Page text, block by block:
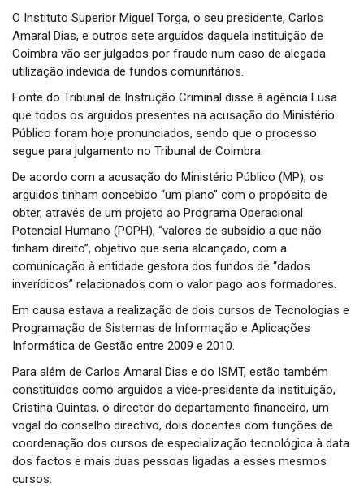
O Instituto Superior Miguel Torga, o seu presidente, Carlos
Amaral Dias, e outros sete arguidos daquela instituição de
Coimbra vão ser julgados por fraude num caso de alegada
utilização indevida de fundos comunitários.
Fonte do Tribunal de Instrução Criminal disse à agência Lusa
que todos os arguidos presentes na acusação do Ministério
Público foram hoje pronunciados, sendo que o processo
segue para julgamento no Tribunal de Coimbra.
De acordo com a acusação do Ministério Público (MP), os
arguidos tinham concebido “um plano” com o propósito de
obter, através de um projeto ao Programa Operacional
Potencial Humano (POPH), “valores de subsídio a que não
tinham direito”, objetivo que seria alcançado, com a
comunicação à entidade gestora dos fundos de “dados
inverídicos” relacionados com o valor pago aos formadores.
Em causa estava a realização de dois cursos de Tecnologias e
Programação de Sistemas de Informação e Aplicações
Informática de Gestão entre 2009 e 2010.
Para além de Carlos Amaral Dias e do ISMT, estão também
constituídos como arguidos a vice-presidente da instituição,
Cristina Quintas, o director do departamento financeiro, um
vogal do conselho directivo, dois docentes com funções de
coordenação dos cursos de especialização tecnológica à data
dos factos e mais duas pessoas ligadas a esses mesmos
cursos.